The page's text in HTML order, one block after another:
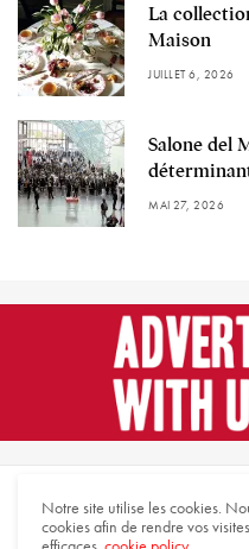
La
Maison
JUILLET 6, 2026
Salone del
MAI 27, 2026
© 2021 HARMONIES
ABONNEZ-VOUS
Notre site utilise les cookies.
cookies afin de rendre vos